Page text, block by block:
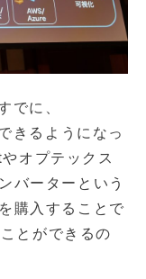
でに、
きるようになっ
オプテックス
バーターという
購入することで
とができるの